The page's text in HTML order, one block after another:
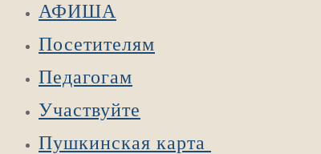
АФИША
Посетителям
Педагогам
Участвуйте
Пушкинская карта